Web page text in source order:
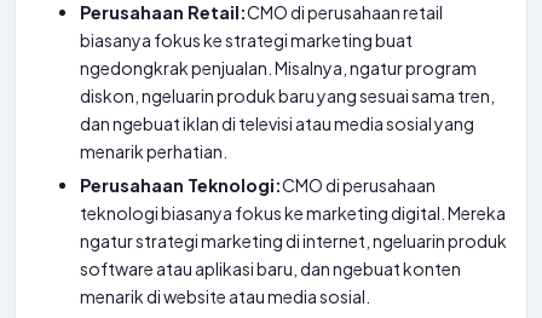
Perusahaan Retail:CMO di perusahaan retail
biasanya fokus ke strategi marketing buat
ngedongkrak penjualan. Misalnya, ngatur program
diskon, ngeluarin produk baru yang sesuai sama tren,
dan ngebuat iklan di televisi atau media sosial yang
menarik perhatian.
Perusahaan Teknologi:CMO di perusahaan
teknologi biasanya fokus ke marketing digital. Mereka
ngatur strategi marketing di internet, ngeluarin produk
software atau aplikasi baru, dan ngebuat konten
menarik di website atau media sosial.